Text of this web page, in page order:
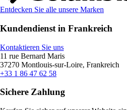
Entdecken Sie alle unsere Marken
Kundendienst in Frankreich
Kontaktieren Sie uns
11 rue Bernard Maris
37270 Montlouis-sur-Loire, Frankreich
+33 1 86 47 62 58
Sichere Zahlung